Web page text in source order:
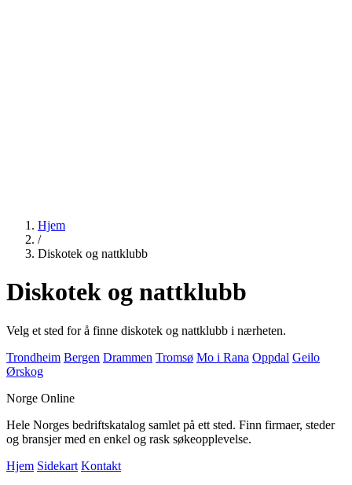
Hjem
/
Diskotek og nattklubb
Diskotek og nattklubb
Velg et sted for å finne diskotek og nattklubb i nærheten.
Trondheim Bergen Drammen Tromsø Mo i Rana Oppdal Geilo
Ørskog
Norge Online
Hele Norges bedriftskatalog samlet på ett sted. Finn firmaer, steder
og bransjer med en enkel og rask søkeopplevelse.
Hjem Sidekart Kontakt